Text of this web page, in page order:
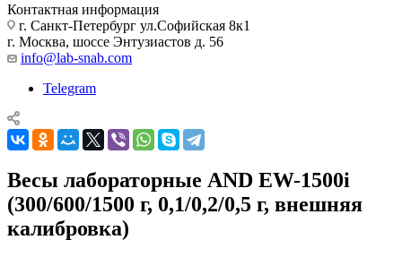
Контактная информация
г. Санкт-Петербург ул.Софийская 8к1
г. Москва, шоссе Энтузиастов д. 56
info@lab-snab.com
Telegram
Весы лабораторные AND EW-1500i
(300/600/1500 г, 0,1/0,2/0,5 г, внешняя
калибровка)